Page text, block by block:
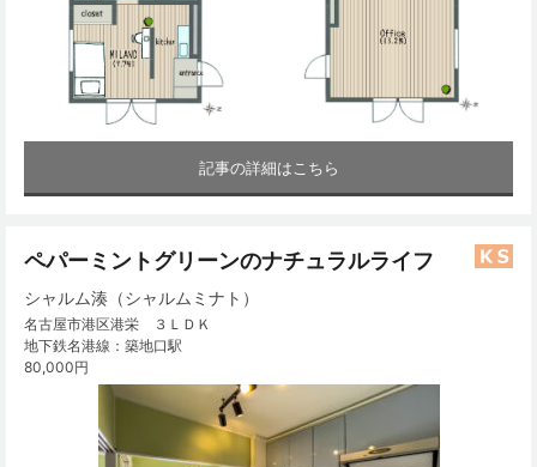
記事の詳細はこちら
ペパーミントグリーンのナチュラルライフ
シャルム湊（シャルムミナト）
名古屋市港区港栄 ３ＬＤＫ
地下鉄名港線：築地口駅
80,000円